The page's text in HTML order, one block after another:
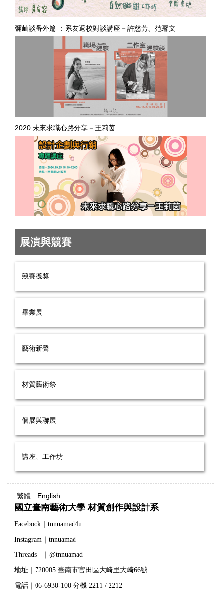
彌屾談番外篇 ：系友返校對談講座－許慈芳、范馨文
2020 未來求職心路分享－王莉茵
展演與競賽
競賽獲獎
畢業展
藝術新聲
材質藝術祭
個展與聯展
講座、工作坊
繁體 English
國立臺南藝術大學 材質創作與設計系
Facebook｜tnnuamad4u
Instagram｜tnnuamad
Threads ｜@tnnuamad
地址｜720005 臺南市官田區大崎里大崎66號
電話｜06-6930-100 分機 2211 / 2212